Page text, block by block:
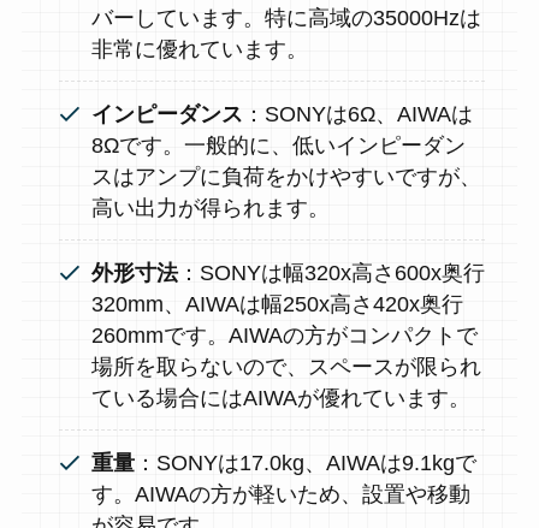
バーしています。特に高域の35000Hzは
非常に優れています。
インピーダンス ：SONYは6Ω、AIWAは
8Ωです。一般的に、低いインピーダン
スはアンプに負荷をかけやすいですが、
高い出力が得られます。
外形寸法：SONYは幅320x高さ600x奥行
320mm、AIWAは幅250x高さ420x奥行
260mmです。AIWAの方がコンパクトで
場所を取らないので、スペースが限られ
ている場合にはAIWAが優れています。
重量 ：SONYは17.0kg、AIWAは9.1kgで
す。AIWAの方が軽いため、設置や移動